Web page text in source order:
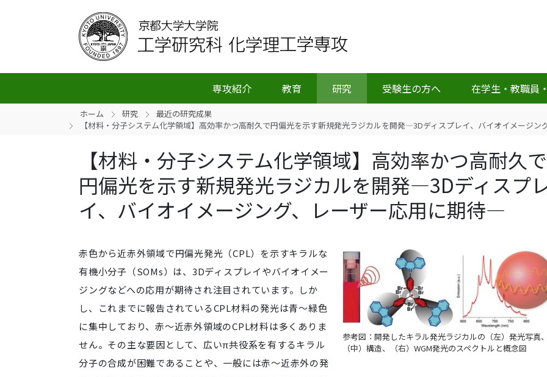
専攻紹介 教育 研究 受験生の方へ 在学生・教職員
ホーム 研究
最近の研究成果
【材料・分子システム化学領域】高効率かつ高耐久で円偏光を示す新規発光ラジカルを開発―3Dディスプレイ、バイオイメージ
【材料・分子システム化学領域】高効率かつ高耐久で
円偏光を示す新規発光ラジカルを開発―3Dディスプ
イ、バイオイメージング、レーザー応用に期待―
参考図：開発したキラル発光ラジカルの（左）発光写真
（中）構造、（右）WGM発光のスペクトルと概念図
赤色から近赤外領域で円偏光発光（CPL）を示すキラルな
有機小分子（SOMs）は、3Dディスプレイやバイオイメー
ジングなどへの応用が期待され注目されています。しか
し、これまでに報告されているCPL材料の発光は青～緑色
に集中しており、赤～近赤外領域のCPL材料は多くありま
せん。その主な要因として、広いπ共役系を有するキラル
分子の合成が困難であることや、一般には赤～近赤外の発